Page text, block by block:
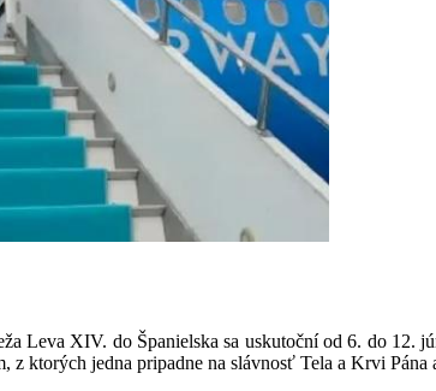
Leva XIV. do Španielska sa uskutoční od 6. do 12.
ktorých jedna pripadne na slávnosť Tela a Krvi Pána